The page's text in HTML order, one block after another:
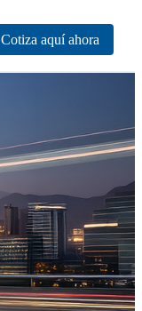
Cotiza aquí ahora